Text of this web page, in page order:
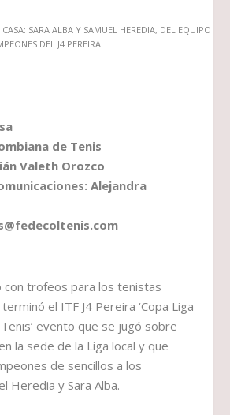
de Tenis
Valeth Orozco
Alejandra
con trofeos para los tenistas
el ITF J4 Pereira ‘Copa Liga
evento que se jugó sobre
la sede de la Liga local y que
de sencillos a los
Heredia y Sara Alba.